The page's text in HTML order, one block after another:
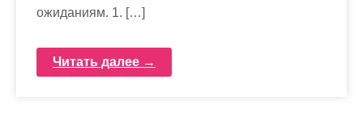
ожиданиям. 1. […]
Читать далее →